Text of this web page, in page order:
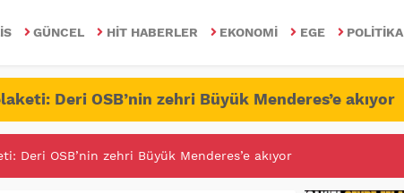
GÜNCEL HIT HABERLER EKONOMI EGE POLITIKA
Deri OSB’nin zehri Büyük Menderes’e akıyor
FETÖ/PDY İLE YALANDAN MÜCADELE!